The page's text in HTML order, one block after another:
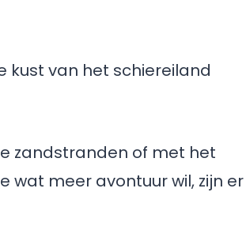
van het schiereiland
zandstranden of met het
wat meer avontuur wil, zijn er